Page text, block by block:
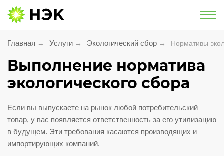
Национальная экологическая компания
Услуги
Утилизация и обезвреживание
Экологическое сопровождение
Экологический сбор
Главная → Услуги → Экологический сбор → Нормативы
Выполнение норматива
экологического сбора
Если вы выпускаете на рынок любой потребительский
товар, у вас появляется ответственность за его утилизацию
в будущем. Эти требования касаются производящих и
импортирующих компаний.